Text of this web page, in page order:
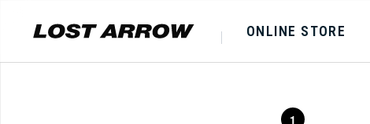
ONLINE STORE